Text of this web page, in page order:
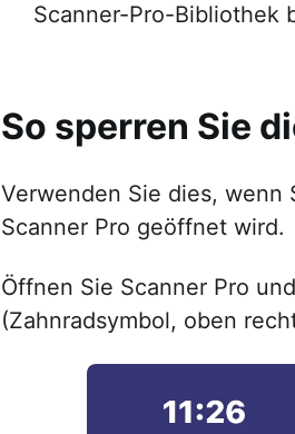
Scanner-Pro-Bibliothek
So sperren Sie
Verwenden Sie dies, wenn
Scanner Pro geöffnet wird.
Öffnen Sie Scanner Pro
(Zahnradsymbol, oben